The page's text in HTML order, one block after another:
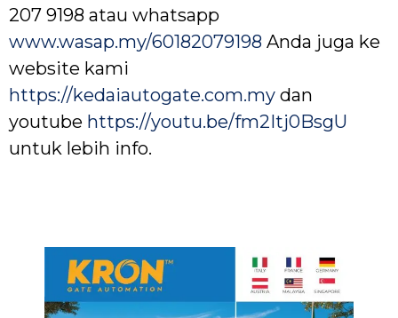
207 9198 atau whatsapp
www.wasap.my/60182079198 Anda juga ke
website kami
https://kedaiautogate.com.my dan
youtube https://youtu.be/fm2Itj0BsgU
untuk lebih info.